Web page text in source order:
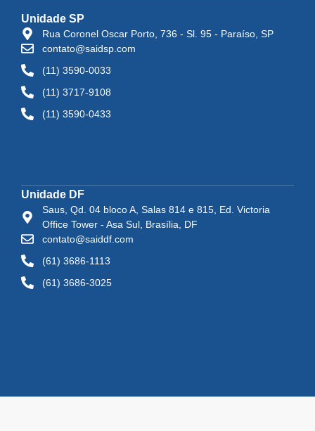
Unidade SP
Rua Coronel Oscar Porto, 736 - Sl. 95 - Paraíso, SP
contato@saidsp.com
(11) 3590-0033
(11) 3717-9108
(11) 3590-0433
Unidade DF
Saus, Qd. 04 bloco A, Salas 814 e 815, Ed. Victoria
Office Tower - Asa Sul, Brasília, DF
contato@saiddf.com
(61) 3686-1113
(61) 3686-3025